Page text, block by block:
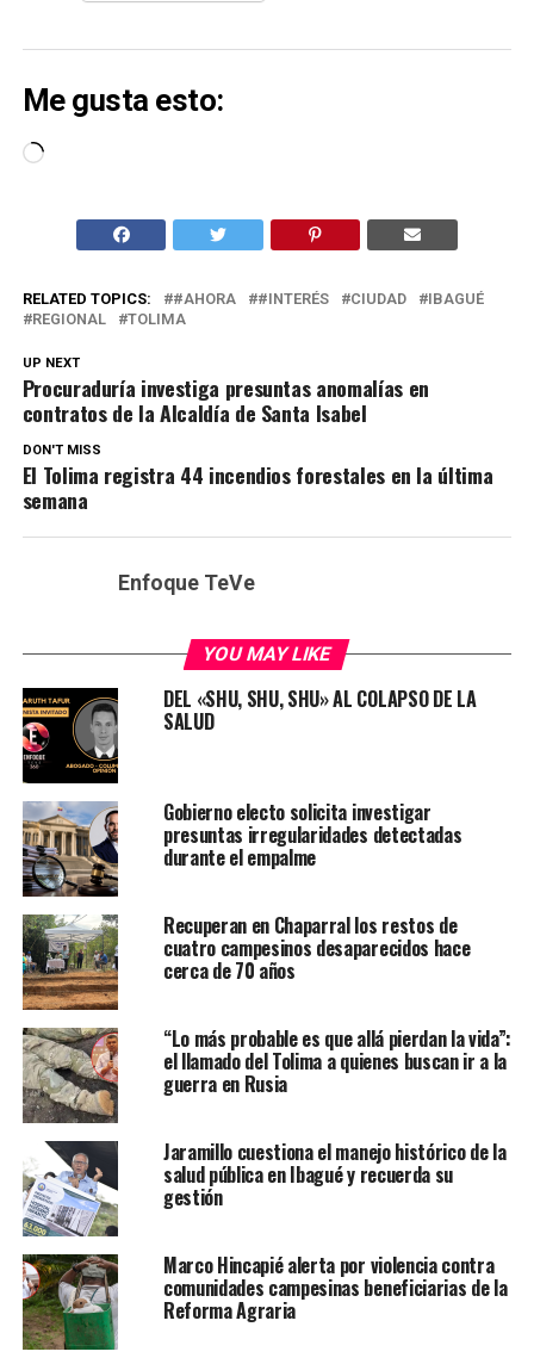
Me gusta esto:
Cargando...
RELATED TOPICS: #AHORA #INTERÉS CIUDAD
IBAGUÉ
REGIONAL
TOLIMA
UP NEXT
Procuraduría investiga presuntas anomalías en
contratos de la Alcaldía de Santa Isabel
DON'T MISS
El Tolima registra 44 incendios forestales en la última
semana
Enfoque TeVe
YOU MAY LIKE
DEL «SHU, SHU, SHU» AL COLAPSO DE LA
SALUD
Gobierno electo solicita investigar
presuntas irregularidades detectadas
durante el empalme
Recuperan en Chaparral los restos de
cuatro campesinos desaparecidos hace
cerca de 70 años
“Lo más probable es que allá pierdan la vida”:
el llamado del Tolima a quienes buscan ir a la
guerra en Rusia
Jaramillo cuestiona el manejo histórico de la
salud pública en Ibagué y recuerda su
gestión
Marco Hincapié alerta por violencia contra
comunidades campesinas beneficiarias de la
Reforma Agraria